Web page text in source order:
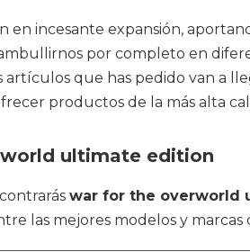
incesante expansión,
por completo en
que has pedido van a
productos de la más alta
ultimate edition
war for the overworld
las mejores modelos y marcas